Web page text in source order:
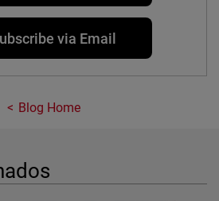
via Email
Blog Home